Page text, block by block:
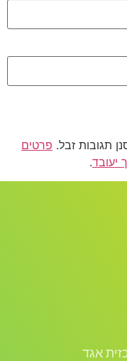
פרטים
יעובד.